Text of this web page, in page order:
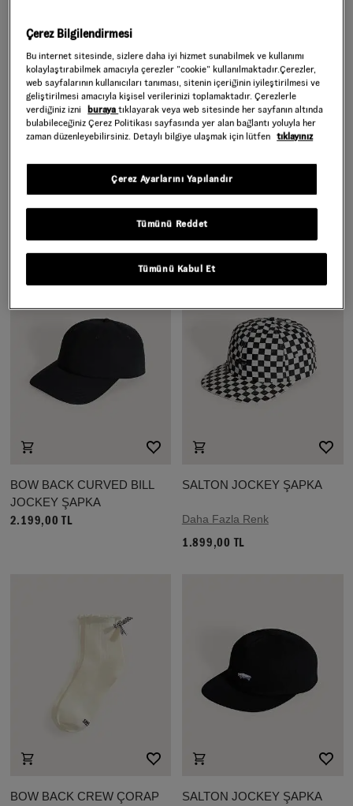
UNSTRUCTURED ŞAPKA
BILL JOCKEY ŞAPKA
2.199,00 TL
BOW BACK CURVED BILL
JOCKEY ŞAPKA
2.199,00 TL
SALTON JOCKEY ŞAPKA
Daha Fazla Renk
1.899,00 TL
BOW BACK CREW ÇORAP
SALTON JOCKEY ŞAPKA
Çerez Bilgilendirmesi
Bu internet sitesinde, sizlere daha iyi hizmet sunabilmek ve kullanımı
kolaylaştırabilmek amacıyla çerezler ”cookie” kullanılmaktadır.Çerezler,
web sayfalarının kullanıcıları tanıması, sitenin içeriğinin iyileştirilmesi ve
geliştirilmesi amacıyla kişisel verilerinizi toplamaktadır. Çerezlerle
verdiğiniz izni
burayatıklayarak veya web sitesinde her sayfanın altında
bulabileceğiniz Çerez Politikası sayfasında yer alan bağlantı yoluyla her
zaman düzenleyebilirsiniz. Detaylı bilgiye ulaşmak için lütfen tıklayınız
Tümünü Reddet
Tümünü Kabul Et
Çerez Ayarlarını Yapılandır